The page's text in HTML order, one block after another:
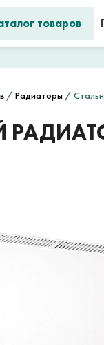
товаров
/ Радиаторы /